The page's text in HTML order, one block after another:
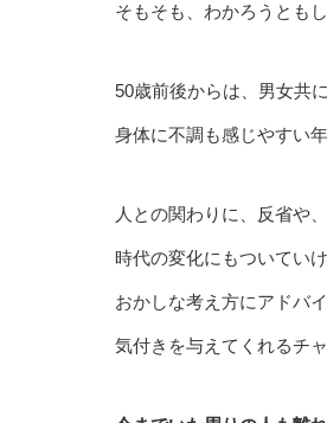
そもそも、わかろうとも
50歳前後からは、男女共
身体に不調も感じやすい
人との関わりに、反省や
時代の変化にもついてい
おかしな考え方にアドバ
気付きを与えてくれるチ